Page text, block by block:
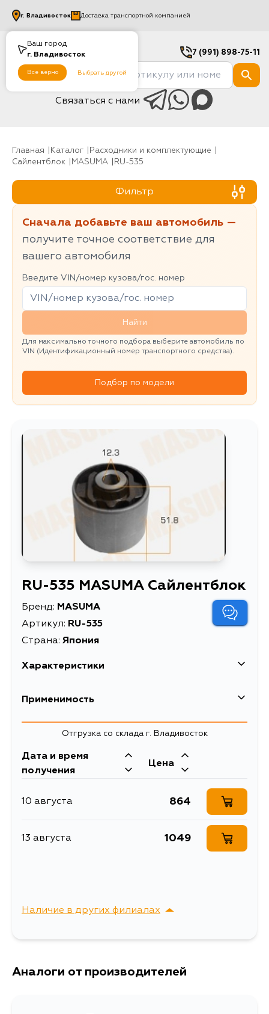
Ваш город
г. Владивосток
Все верно Выбрать другой
г. Владивосток Доставка транспортной компанией
7 (991) 898-75-11
Связаться с нами
Главная Каталог
Расходники и комплектующие
Сайлентблок
MASUMA RU-535
Фильтр
Сначала добавьте ваш автомобиль —
получите точное соответствие для
вашего автомобиля
Введите VIN/номер кузова/гос. номер
Найти
Для максимально точного подбора выберите автомобиль по
VIN (Идентификационный номер транспортного средства).
Подбор по модели
RU-535 MASUMA Сайлентблок
Бренд: MASUMA
Артикул: RU-535
Страна: Япония
Характеристики
EAN-13
Длина упаковки, мм
Масса, кг 0.34
Описание Сайлентблок
Сайлентблок MASUMA
ALMERA / B10RS rear
Применимость
Отгрузка со склада г. Владивосток
Дата и время
получения
Цена
10 августа 864
13 августа 1049
Наличие в других филиалах
г. Владивосток,
Аналоги от производителей